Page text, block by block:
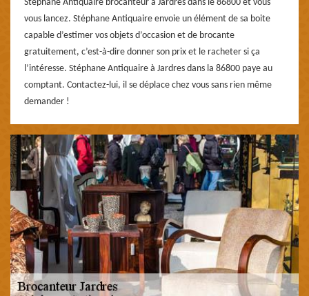
Stéphane Antiquaire brocanteur à Jardres dans le 86800 et vous
vous lancez. Stéphane Antiquaire envoie un élément de sa boite
capable d’estimer vos objets d’occasion et de brocante
gratuitement, c’est-à-dire donner son prix et le racheter si ça
l’intéresse. Stéphane Antiquaire à Jardres dans la 86800 paye au
comptant. Contactez-lui, il se déplace chez vous sans rien même
demander !